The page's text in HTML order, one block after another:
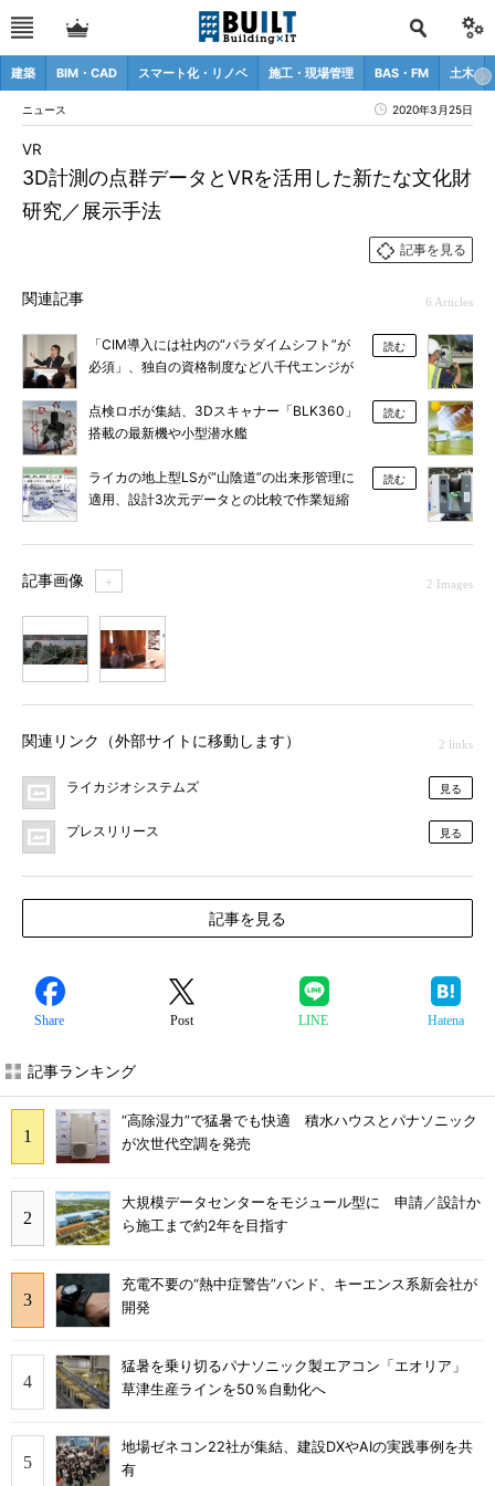
建築 BIM・CAD スマート化・リノベ 施工・現場管理 BAS・FM 土木
ニュース 2020年3月25日
3D計測の点群データとVRを活用した新たな文化財
研究／展示手法
VR
記事を見る
関連記事 6 Articles
「CIM導入には社内の“パラダイムシフト”が
必須」、独自の資格制度など八千代エンジが
読む
点検ロボが集結、3Dスキャナー「BLK360」
搭載の最新機や小型潜水艦
読む
ライカの地上型LSが“山陰道”の出来形管理に
適用、設計3次元データとの比較で作業短縮
読む
記事画像 ＋ 2 Images
関連リンク（外部サイトに移動します） 2 links
ライカジオシステムズ 見る
プレスリリース 見る
記事を見る
Share Post LINE Hatena
記事ランキング
“高除湿力”で猛暑でも快適 積水ハウスとパナソニック
が次世代空調を発売
大規模データセンターをモジュール型に 申請／設計か
ら施工まで約2年を目指す
充電不要の“熱中症警告”バンド、キーエンス系新会社が
開発
猛暑を乗り切るパナソニック製エアコン「エオリア」
草津生産ラインを50％自動化へ
地場ゼネコン22社が集結、建設DXやAIの実践事例を共
有